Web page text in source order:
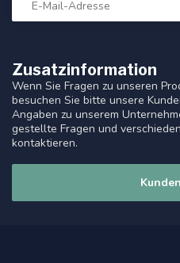
Zusatzinformation
Wenn Sie Fragen zu unseren
besuchen Sie bitte unsere
Angaben zu unserem
gestellte Fragen und
kontaktieren.